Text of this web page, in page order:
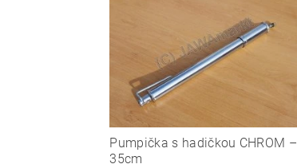
Pumpička s hadičkou CHROM –
35cm